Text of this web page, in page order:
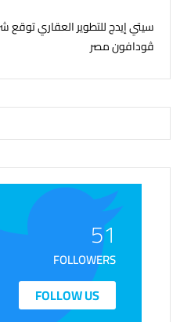
سيتي إيدج للتطوير العقاري توقع
ڤودافون مصر
51
FOLLOWERS
FOLLOW US